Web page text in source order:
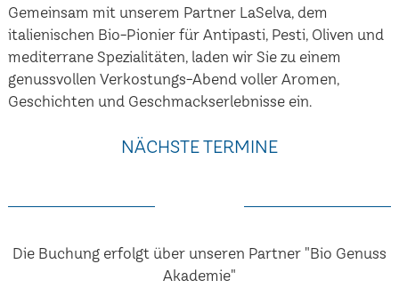
Gemeinsam mit unserem Partner LaSelva, dem
italienischen Bio-Pionier für Antipasti, Pesti, Oliven und
mediterrane Spezialitäten, laden wir Sie zu einem
genussvollen Verkostungs-Abend voller Aromen,
Geschichten und Geschmackserlebnisse ein.
NÄCHSTE TERMINE
Die Buchung erfolgt über unseren Partner "Bio Genuss
Akademie"